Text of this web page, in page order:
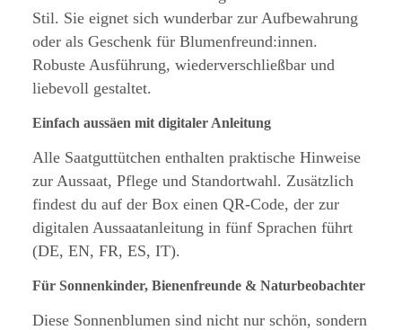
Stil. Sie eignet sich wunderbar zur Aufbewahrung
oder als Geschenk für Blumenfreund:innen.
Robuste Ausführung, wiederverschließbar und
liebevoll gestaltet.
Einfach aussäen mit digitaler Anleitung
Alle Saatguttütchen enthalten praktische Hinweise
zur Aussaat, Pflege und Standortwahl. Zusätzlich
findest du auf der Box einen QR-Code, der zur
digitalen Aussaatanleitung in fünf Sprachen führt
(DE, EN, FR, ES, IT).
Für Sonnenkinder, Bienenfreunde & Naturbeobachter
Diese Sonnenblumen sind nicht nur schön, sondern